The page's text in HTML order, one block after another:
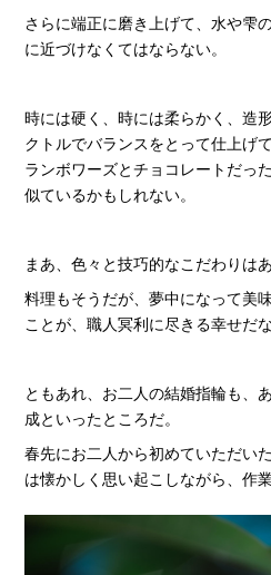
さらに端正に磨き上げて、水や雫
に近づけなくてはならない。
時には硬く、時には柔らかく、造
クトルでバランスをとって仕上げ
ランボワーズとチョコレートだっ
似ているかもしれない。
まあ、色々と技巧的なこだわりは
料理もそうだが、夢中になって美
ことが、職人冥利に尽きる幸せだ
ともあれ、お二人の結婚指輪も、
成といったところだ。
春先にお二人から初めていただい
は懐かしく思い起こしながら、作